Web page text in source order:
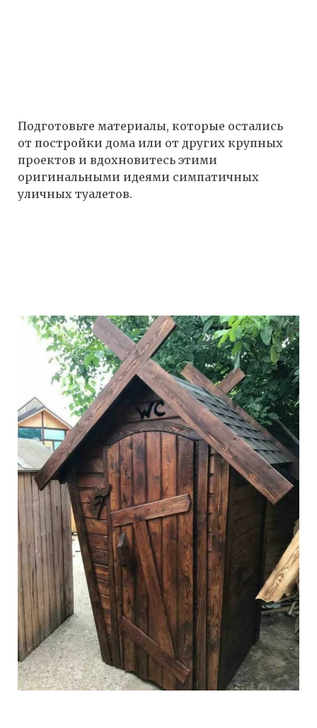
Подготовьте материалы, которые остались
от постройки дома или от других крупных
проектов и вдохновитесь этими
оригинальными идеями симпатичных
уличных туалетов.